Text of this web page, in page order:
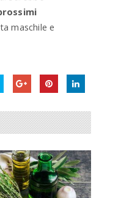
maschile e